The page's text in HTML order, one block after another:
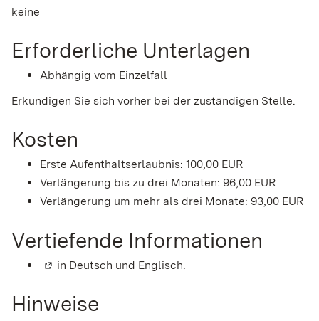
keine
Erforderliche Unterlagen
Abhängig vom Einzelfall
Erkundigen Sie sich vorher bei der zuständigen Stelle.
Kosten
Erste Aufenthaltserlaubnis: 100,00 EUR
Verlängerung bis zu drei Monaten: 96,00 EUR
Verlängerung um mehr als drei Monate: 93,00 EUR
Vertiefende Informationen
(Wird in einem neuen Fenster geöffnet)
in Deutsch und Englisch.
Hinweise